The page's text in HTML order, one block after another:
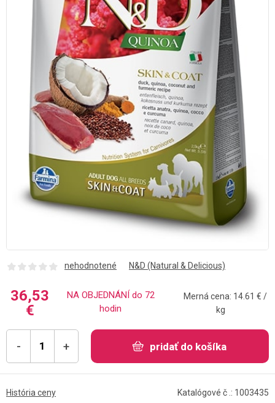
nehodnotené N&D (Natural & Delicious)
36,53
€
NA OBJEDNÁNÍ do 72
hodin
Merná cena: 14.61 € /
kg
- + pridať do košíka
História ceny Katalógové č .: 1003435